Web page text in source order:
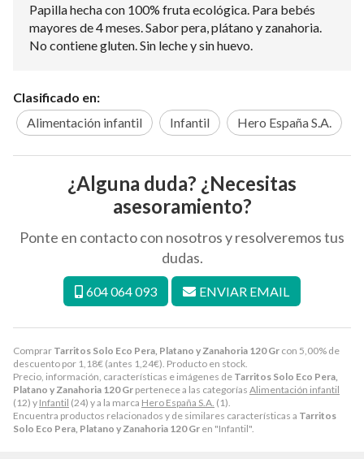
Comprar Tarritos Solo Eco Pera, Platano y Zanahoria 120 Gr con 5,00% de
descuento por 1,18€ (antes 1,24€). Producto en stock.
Precio, información, características e imágenes de Tarritos Solo Eco Pera,
Platano y Zanahoria 120 Gr pertenece a las categorías Alimentación infantil
(12) y Infantil (24) y a la marca Hero España S.A. (1).
Encuentra productos relacionados y de similares características a Tarritos
Solo Eco Pera, Platano y Zanahoria 120 Gr en "Infantil".
Papilla hecha con 100% fruta ecológica. Para bebés
mayores de 4 meses. Sabor pera, plátano y zanahoria.
No contiene gluten. Sin leche y sin huevo.
Clasificado en:
Alimentación infantil
Infantil Hero España S.A.
¿Alguna duda? ¿Necesitas
asesoramiento?
Ponte en contacto con nosotros y resolveremos tus
dudas.
604 064 093 ENVIAR EMAIL